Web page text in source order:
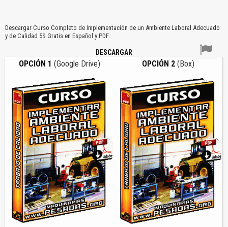
Descargar Curso Completo de Implementación de un Ambiente Laboral Adecuado
y de Calidad 5S Gratis en Español y PDF.
DESCARGAR
OPCIÓN 1 (Google Drive) OPCIÓN 2(Box)